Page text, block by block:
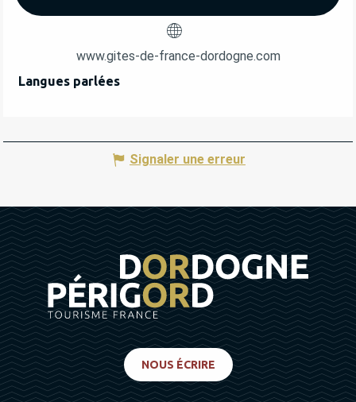
www.gites-de-france-dordogne.com
Langues parlées
Langues parlées
Signaler une erreur
NOUS ÉCRIRE